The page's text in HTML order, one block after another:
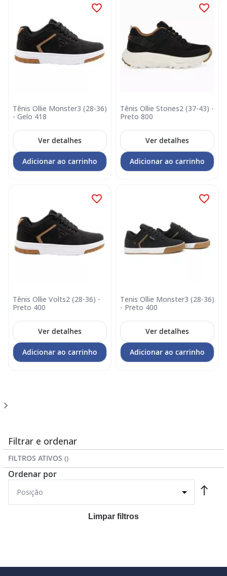
Tênis Ollie Monster3 (28-36)
- Gelo 418
Ver detalhes
Adicionar ao carrinho
Tênis Ollie Stones2 (37-43) -
Preto 800
Ver detalhes
Adicionar ao carrinho
Tênis Ollie Volts2 (28-36) -
Preto 400
Ver detalhes
Adicionar ao carrinho
Tenis Ollie Monster3 (28-36)
- Preto 400
Ver detalhes
Adicionar ao carrinho
pagina
Filtrar e ordenar
FILTROS ATIVOS
Ordenar por
Limpar filtros